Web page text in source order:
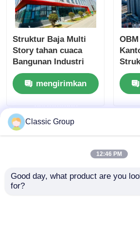
Struktur Baja Multi
Story tahan cuaca
Bangunan Industri
Custom
mengirimkan
permintaan
Classic Group
12:46 PM
Good day, what product are you
for?